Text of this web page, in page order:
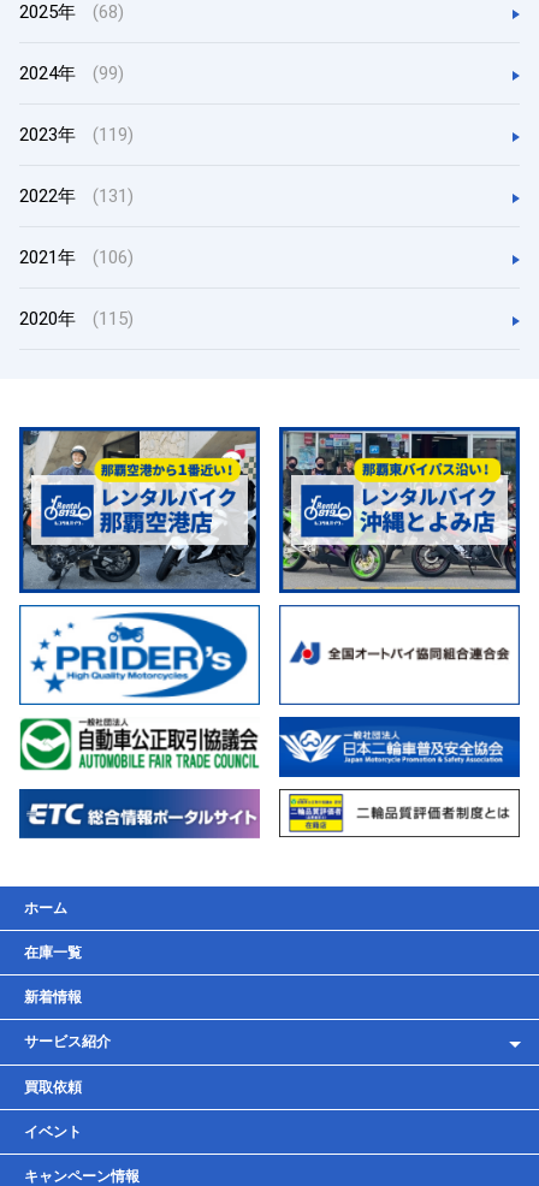
2025年 (68)
2024年 (99)
2023年 (119)
2022年 (131)
2021年 (106)
2020年 (115)
ホーム
在庫一覧
新着情報
サービス紹介
レンタルバイク
車検・点検・整備
貸しガレージ
買取依頼
イベント
キャンペーン情報